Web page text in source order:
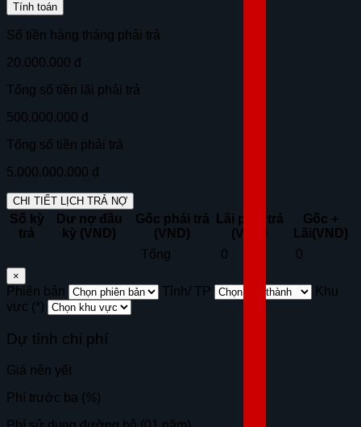
Tính toán
Số tiền hàng tháng phải trả
20.000.000 đ
Tổng số tiền lãi phải trả
500.000.000 đ
Tổng số tiền phải trả
5.000.000.000 đ
CHI TIẾT LỊCH TRẢ NỢ
Số kỳ
trả
Dư nợ đầu
kỳ (VND)
Gốc phải trả
(VND)
Lãi phải trả
(VND)
Gốc +
Lãi(VND)
Tổng
0 0
×
Phiên bản Tỉnh/ TP
Khu
vực (*)
Dự tính chi phí
Giá nên yết
Phí trước bạ (%)